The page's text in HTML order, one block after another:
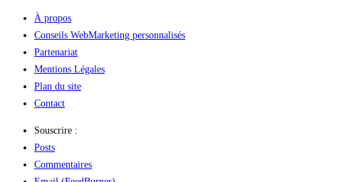
À propos
Conseils WebMarketing personnalisés
Partenariat
Mentions Légales
Plan du site
Contact
Souscrire :
Posts
Commentaires